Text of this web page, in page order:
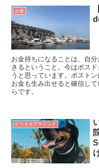
お金
お金持ちになることは、自
きるということ。今はポス
うと思っています。ボスト
お金も生み出せると確信し
らです。
ビリオネアマインド